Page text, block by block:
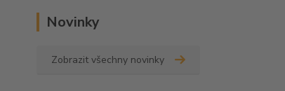
Novinky
Zobrazit všechny novinky